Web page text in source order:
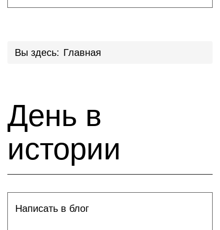
Вы здесь: Главная
День в
истории
Написать в блог